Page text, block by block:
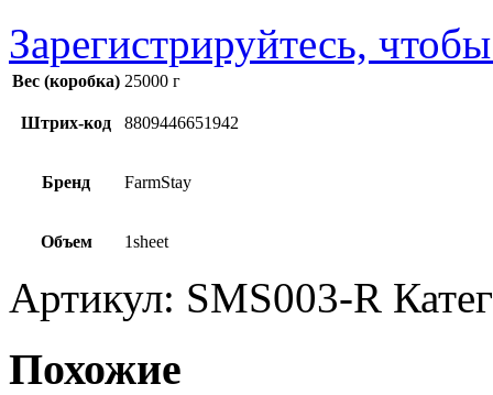
Зарегистрируйтесь,
Вес (коробка) 25000 г
Штрих-код 8809446651942
Бренд FarmStay
Объем 1sheet
Артикул: SMS003-R
Похожие